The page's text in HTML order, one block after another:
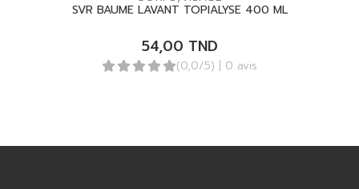
SVR BAUME LAVANT TOPIALYSE 400 ML
54,00 TND
(0,0/5) | 0 avis